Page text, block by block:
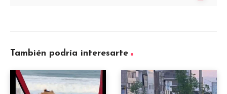
También podría interesarte